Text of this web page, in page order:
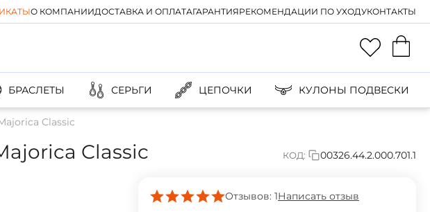
О КОМПАНИИДОСТАВКА И ОПЛАТАГАРАНТИЯРЕКОМЕНДАЦИИ ПО УХОДУКОНТАКТЫ
БРАСЛЕТЫ СЕРЬГИ ЦЕПОЧКИ КУЛОНЫ ПОДВЕСКИ
Classic
Classic КОД: 00326.44.2.000.701.1
Отзывов: 1Написать отзыв